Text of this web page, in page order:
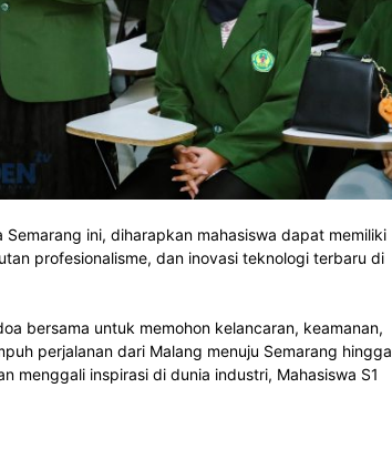
ini, diharapkan mahasiswa dapat memiliki
profesionalisme, dan inovasi teknologi terbaru di
bersama untuk memohon kelancaran, keamanan,
perjalanan dari Malang menuju Semarang hingga
menggali inspirasi di dunia industri, Mahasiswa S1